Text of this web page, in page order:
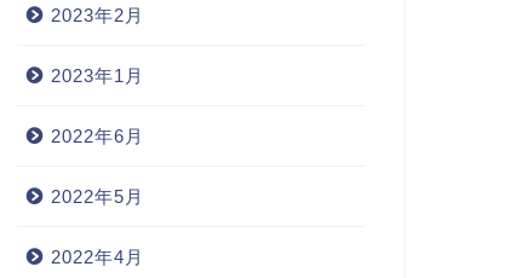
2023年2月
2023年1月
2022年6月
2022年5月
2022年4月